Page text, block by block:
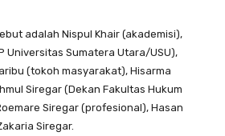
adalah Nispul Khair (akademisi),
Universitas Sumatera Utara/USU),
(tokoh masyarakat), Hisarma
Siregar (Dekan Fakultas Hukum
Siregar (profesional), Hasan
Siregar.